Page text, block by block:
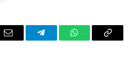
Email TelegramWhatsAppCopy